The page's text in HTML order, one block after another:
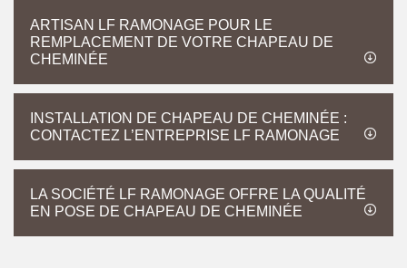
ARTISAN LF RAMONAGE POUR LE
REMPLACEMENT DE VOTRE CHAPEAU DE
CHEMINÉE
INSTALLATION DE CHAPEAU DE CHEMINÉE :
CONTACTEZ L’ENTREPRISE LF RAMONAGE
LA SOCIÉTÉ LF RAMONAGE OFFRE LA QUALITÉ
EN POSE DE CHAPEAU DE CHEMINÉE